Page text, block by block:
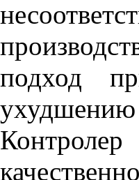
подход
ухудшению